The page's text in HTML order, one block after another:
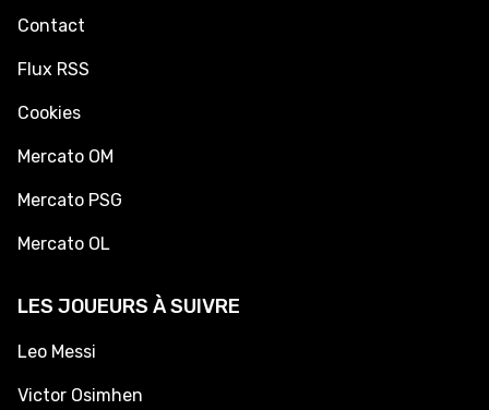
Contact
Flux RSS
Cookies
Mercato OM
Mercato PSG
Mercato OL
LES JOUEURS À SUIVRE
Leo Messi
Victor Osimhen